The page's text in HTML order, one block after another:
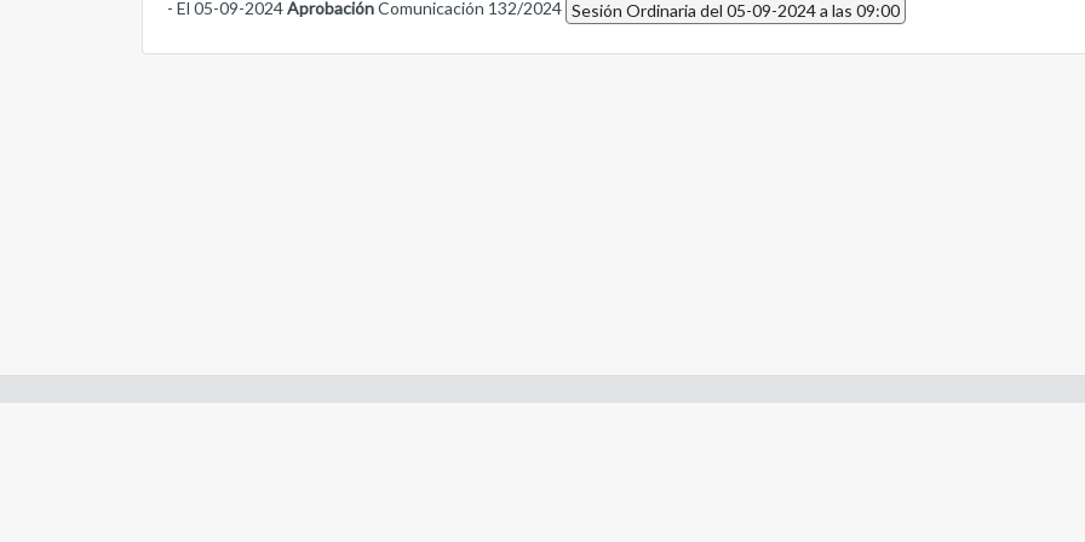
- El 05-09-2024AprobaciónComunicación 132/2024 Sesión Ordinaria del 05-09-2024 a las 09:00